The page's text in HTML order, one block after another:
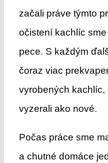
začali práve týmto
očistení kachlíc
pece. S každým
čoraz viac
vyrobených kachlíc,
vyzerali ako nové.
Počas práce sme
a chutné domáce